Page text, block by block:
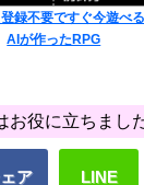
登録不要ですぐ今遊べる
AIが作ったRPG
お役に立ちまし
ア LINE